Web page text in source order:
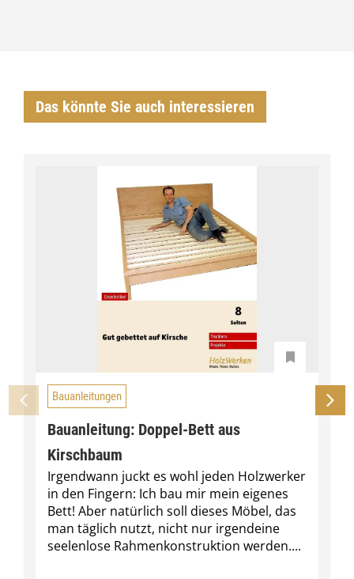
Das könnte Sie auch interessieren
Bauanleitungen
Bauanleitung: Doppel-Bett aus
Kirschbaum
Irgendwann juckt es wohl jeden Holzwerker
in den Fingern: Ich bau mir mein eigenes
Bett! Aber natürlich soll dieses Möbel, das
man täglich nutzt, nicht nur irgendeine
seelenlose Rahmenkonstruktion werden....